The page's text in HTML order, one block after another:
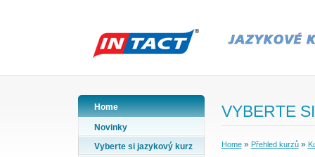
Home
Novinky
Vyberte si jazykový kurz
VYBERTE
Home» Přehled kurzů»